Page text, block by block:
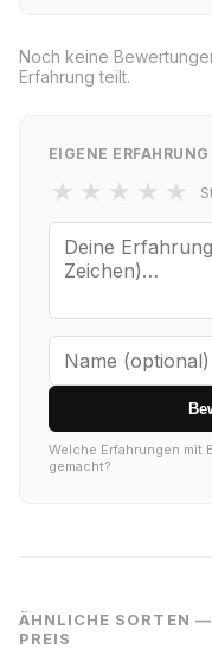
Noch keine
Erfahrung teilt.
EIGENE
★ ★ ★ ★ ★
Welche Erfahrungen mit
gemacht?
ÄHNLICHE SORTEN
PREIS